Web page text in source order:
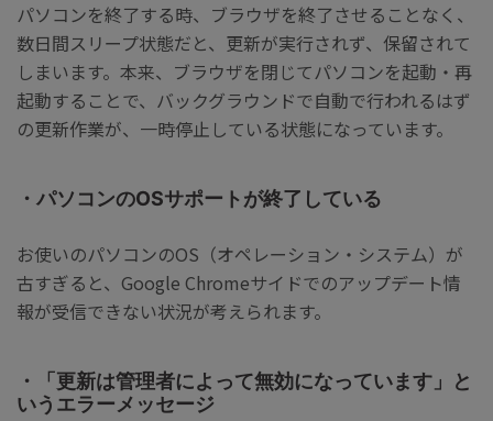
パソコンを終了する時、ブラウザを終了させることなく、
数日間スリープ状態だと、更新が実行されず、保留されて
しまいます。本来、ブラウザを閉じてパソコンを起動・再
起動することで、バックグラウンドで自動で行われるはず
の更新作業が、一時停止している状態になっています。
・パソコンのOSサポートが終了している
お使いのパソコンのOS（オペレーション・システム）が
古すぎると、Google Chromeサイドでのアップデート情
報が受信できない状況が考えられます。
・「更新は管理者によって無効になっています」と
いうエラーメッセージ